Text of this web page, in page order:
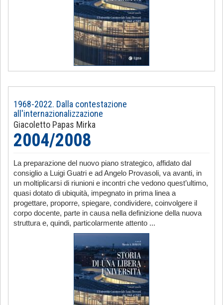
1968-2022. Dalla contestazione
all'internazionalizzazione
Giacoletto Papas Mirka
2004/2008
La preparazione del nuovo piano strategico, affidato dal
consiglio a Luigi Guatri e ad Angelo Provasoli, va avanti, in
un moltiplicarsi di riunioni e incontri che vedono quest’ultimo,
quasi dotato di ubiquità, impegnato in prima linea a
progettare, proporre, spiegare, condividere, coinvolgere il
corpo docente, parte in causa nella definizione della nuova
struttura e, quindi, particolarmente attento ...